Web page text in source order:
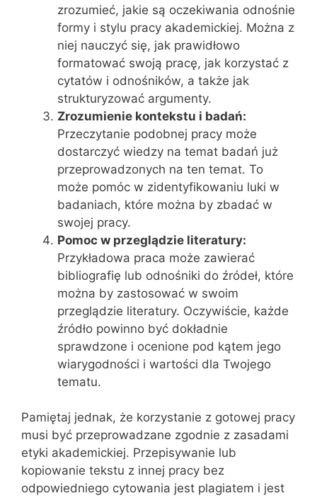
zrozumieć, jakie są oczekiwania odnośnie
formy i stylu pracy akademickiej. Można z
niej nauczyć się, jak prawidłowo
formatować swoją pracę, jak korzystać z
cytatów i odnośników, a także jak
strukturyzować argumenty.
Zrozumienie kontekstu i badań:
Przeczytanie podobnej pracy może
dostarczyć wiedzy na temat badań już
przeprowadzonych na ten temat. To
może pomóc w zidentyfikowaniu luki w
badaniach, które można by zbadać w
swojej pracy.
Pomoc w przeglądzie literatury:
Przykładowa praca może zawierać
bibliografię lub odnośniki do źródeł, które
można by zastosować w swoim
przeglądzie literatury. Oczywiście, każde
źródło powinno być dokładnie
sprawdzone i ocenione pod kątem jego
wiarygodności i wartości dla Twojego
tematu.
Pamiętaj jednak, że korzystanie z gotowej pracy
musi być przeprowadzane zgodnie z zasadami
etyki akademickiej. Przepisywanie lub
kopiowanie tekstu z innej pracy bez
odpowiedniego cytowania jest plagiatem i jest